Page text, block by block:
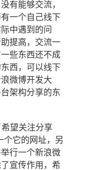
有能够交流，
一个自己线下
中遇到的问
提高，交流一
一些东西还不成
西，可以线下
微博开发大
架构分享的东
望关注分享
个它的网址，另
行一个新浪微
宣传作用，希